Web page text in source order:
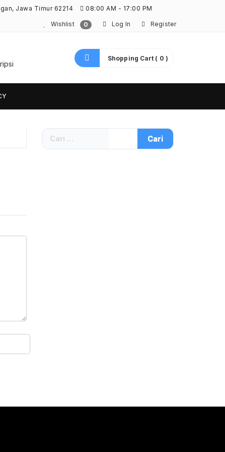
Jawa Timur 62214 08:00 AM - 17:00 PM
Wishlist 0 Log In Register
Shopping Cart ( 0 )
Cari
untuk: